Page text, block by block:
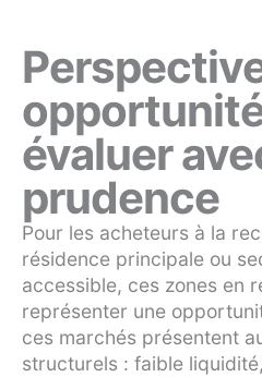
évaluer
prudence
Pour les acheteurs à la
résidence principale ou
accessible, ces zones en
représenter une
ces marchés présentent
structurels : faible